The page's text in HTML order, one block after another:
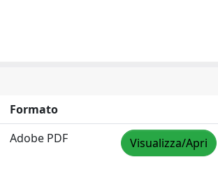
Formato
Adobe PDF Visualizza/Apri